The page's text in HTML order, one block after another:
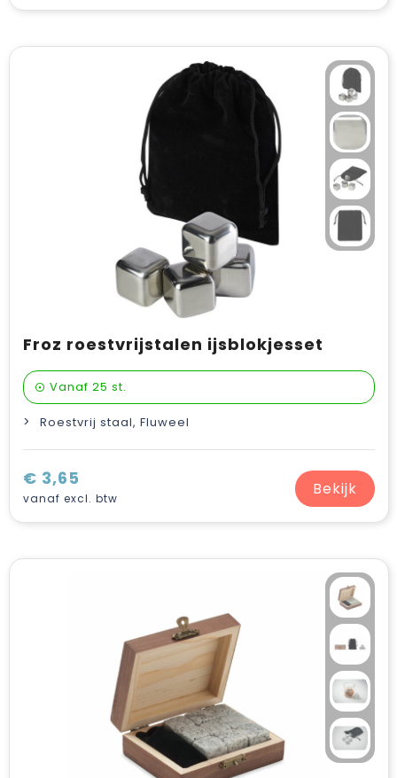
Froz roestvrijstalen ijsblokjesset
Vanaf 25 st.
Roestvrij staal, Fluweel
€ 3,65
vanaf excl. btw Bekijk